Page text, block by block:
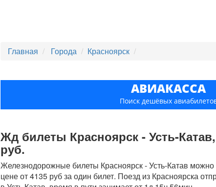
Главная Города Красноярск
АВИАКАССА
Поиск дешёвых
Жд билеты Красноярск - Усть-
руб.
Железнодорожные билеты Красноярск - Усть-Катав можно
цене от 4135 руб за один билет. Поезд из Красноярска